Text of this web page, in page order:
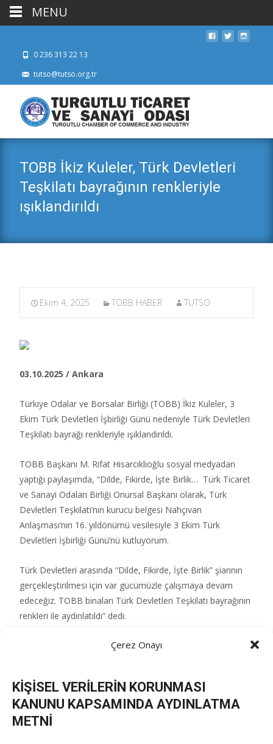
Çerez Onayı
KİŞİSEL VERİLERİN KORUNMASI
KANUNU KAPSAMINDA AYDINLATMA
METNİ
0 236 313 22 13
tutso@tutso.org.tr
TOBB İkiz Kuleler, Türk Devletleri
Teşkilatı bayrağının renkleriyle
ışıklandırıldı
Ekim 4, 2025 TOBB HABER TUTSO
03.10.2025 / Ankara
Türkiye Odalar ve Borsalar Birliği (TOBB) İkiz Kuleler, 3
Ekim Türk Devletleri İşbirliği Günü nedeniyle Türk Devletleri
Teşkilatı bayrağı renkleriyle ışıklandırıldı.​
TOBB Başkanı M. Rifat Hisarcıklıoğlu sosyal medyadan
yaptığı paylaşımda, “Dilde, Fikirde, İşte Birlik… Türk Ticaret
ve Sanayi Odaları Birliği Onursal Başkanı olarak, Türk
Devletleri Teşkilatı’nın kurucu belgesi Nahçıvan
Anlaşması’nın 16. yıldönümü vesilesiyle 3 Ekim Türk
Devletleri İşbirliği Günü’nü kutluyorum.
Türk Devletleri arasında “Dilde, Fikirde, İşte Birlik” şiarının
gerçekleştirilmesi için var gücümüzle çalışmaya devam
edeceğiz. TOBB binaları Türk Devletleri Teşkilatı bayrağının
renkleri ile aydınlatıldı” dedi.
Post
←“Arap ülkelerinde ortak yatırımlar
gerçekleştirebiliriz”
MENU